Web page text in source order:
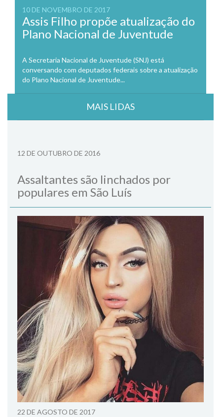
10 DE NOVEMBRO DE 2017
Assis Filho propõe atualização do
Plano Nacional de Juventude
A Secretaria Nacional de Juventude (SNJ) está
conversando com deputados federais sobre a atualização
do Plano Nacional de Juventude...
MAIS LIDAS
12 DE OUTUBRO DE 2016
Assaltantes são linchados por
populares em São Luís
22 DE AGOSTO DE 2017